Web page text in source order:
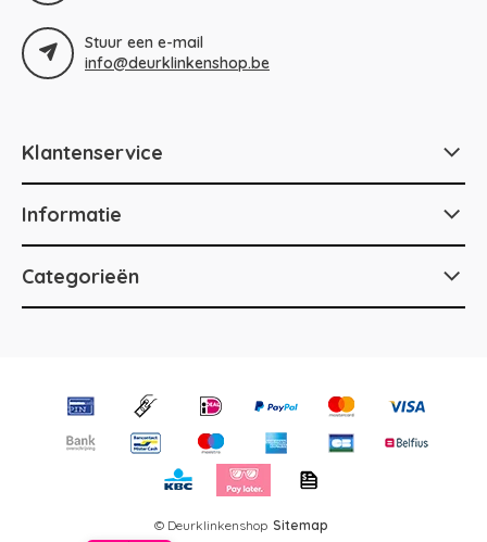
Stuur een e-mail
info@deurklinkenshop.be
Klantenservice
Informatie
Categorieën
© Deurklinkenshop Sitemap